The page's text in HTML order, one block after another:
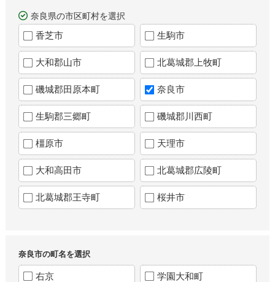
奈良県の市区町村を選択
香芝市 生駒市
大和郡山市 北葛城郡上牧町
磯城郡田原本町 奈良市
生駒郡三郷町 磯城郡川西町
橿原市 天理市
大和高田市 北葛城郡広陵町
北葛城郡王寺町 桜井市
奈良市の町名を選択
右京 学園大和町